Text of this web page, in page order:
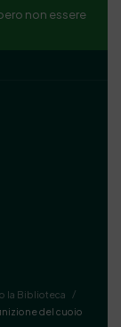
non essere
la Biblioteca
/
del cuoio